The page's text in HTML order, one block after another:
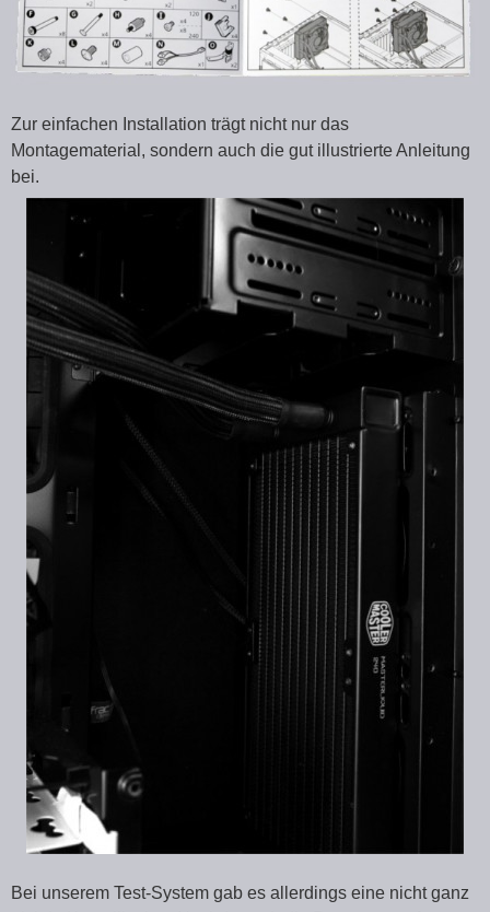
Zur einfachen Installation trägt nicht nur das
Montagematerial, sondern auch die gut illustrierte Anleitung
bei.
Bei unserem Test-System gab es allerdings eine nicht ganz